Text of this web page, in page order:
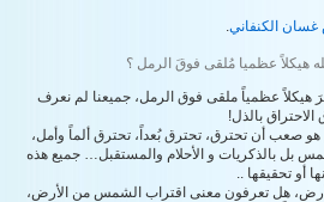
الكنفاني.
عظميا مُلقى فوقَ الرمل ؟
هيكلاً عظمياً ملقى فوق الرمل، جميعنا لم نعرف
بالذل!
صعب أن تحترق، تحترق بُعداً، تحترق ألماً وأمل،
بل بالذكريات و الأحلام والمستقبل… جميع هذه
أو تحقيقها ..
أرض، هل تعرفون معنى اقتراب الشمس من الأرض،